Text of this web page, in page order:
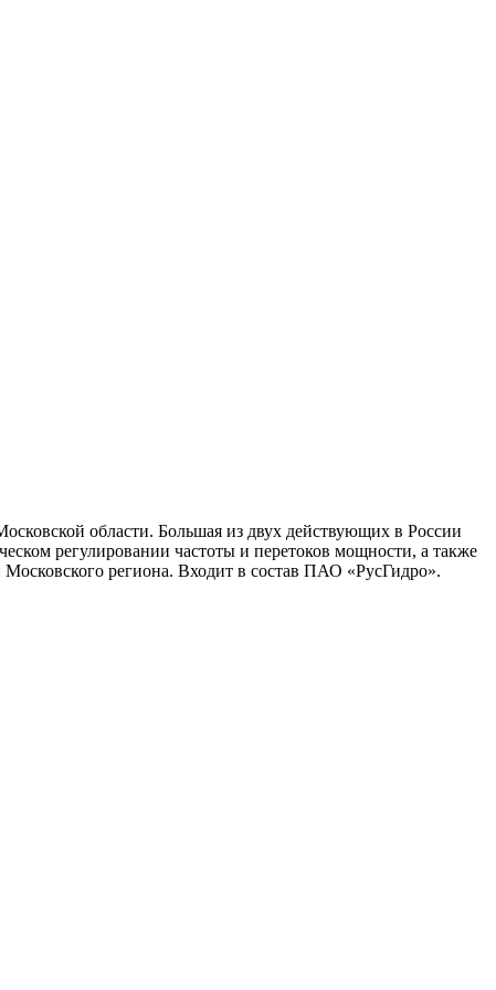
области. Большая из двух действующих в России
регулировании частоты и перетоков мощности, а также
региона. Входит в состав ПАО «РусГидро».